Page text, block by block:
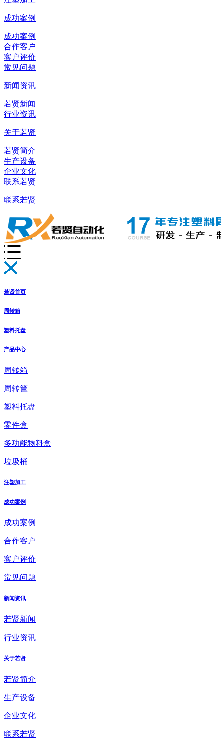
成功案例
成功案例
合作客户
客户评价
常见问题
新闻资讯
若贤新闻
行业资讯
关于若贤
若贤简介
生产设备
企业文化
联系若贤
联系若贤
若贤首页
周转箱
塑料托盘
产品中心
周转箱
周转筐
塑料托盘
零件盒
多功能物料盒
垃圾桶
注塑加工
成功案例
成功案例
合作客户
客户评价
常见问题
新闻资讯
若贤新闻
行业资讯
关于若贤
若贤简介
生产设备
企业文化
联系若贤